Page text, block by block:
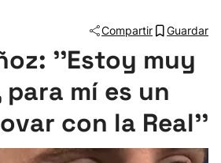
Compartir Guardar
''Estoy muy
mí es un
con la Real''